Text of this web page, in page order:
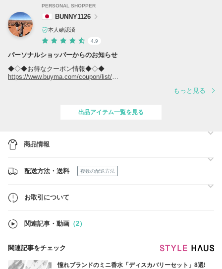
PERSONAL SHOPPER
BUNNY1126
本人確認済
4.9
パーソナルショッパーからのお知らせ
◆◇◆お得なクーポン情報◆◇◆
https://www.buyma.com/coupon/list/
商品はすべてご注文確定後にブランド直営店、正規取扱店からのお取り
お届けまでに少々お時間を頂きますので余裕をもってご注文頂ければと
思います。
在庫状況は日々変動しておりますので、ご購入いただく前に在庫状況の
確認・お問い合わせをお願いいたします。
もっと見る
出品アイテム一覧を見る
商品情報
配送方法・送料 複数の配送方法
お取引について
関連記事・動画 （2）
関連記事をチェック
憧れブランドのミニ香水「ディスカバリーセット」8選!